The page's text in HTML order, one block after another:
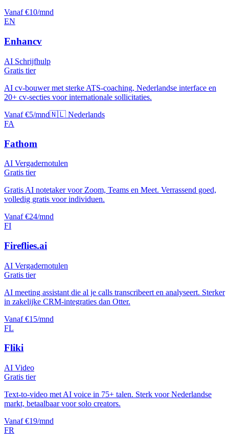
Vanaf €10/mnd
EN
Enhancv
AI Schrijfhulp
Gratis tier
AI cv-bouwer met sterke ATS-coaching, Nederlandse interface en
20+ cv-secties voor internationale sollicitaties.
Vanaf €5/mnd🇳🇱 Nederlands
FA
Fathom
AI Vergadernotulen
Gratis tier
Gratis AI notetaker voor Zoom, Teams en Meet. Verrassend goed,
volledig gratis voor individuen.
Vanaf €24/mnd
FI
Fireflies.ai
AI Vergadernotulen
Gratis tier
AI meeting assistant die al je calls transcribeert en analyseert. Sterker
in zakelijke CRM-integraties dan Otter.
Vanaf €15/mnd
FL
Fliki
AI Video
Gratis tier
Text-to-video met AI voice in 75+ talen. Sterk voor Nederlandse
markt, betaalbaar voor solo creators.
Vanaf €19/mnd
FR